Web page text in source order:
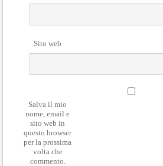
Sito web
Salva il mio
nome, email e
sito web in
questo browser
per la prossima
volta che
commento.